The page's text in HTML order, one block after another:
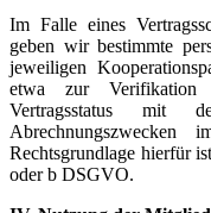
Im Falle eines
geben wir bestimmte
jeweiligen
etwa zur Verifikation
Vertragsstatus mit
Rechtsgrundlage hierfür
oder b DSGVO.